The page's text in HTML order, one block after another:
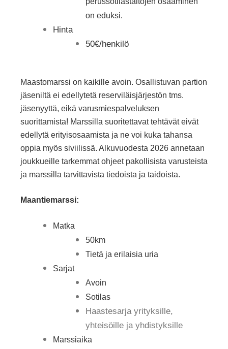
on eduksi.
Hinta
50€/henkilö
Maastomarssi on kaikille avoin. Osallistuvan partion
jäseniltä ei edellytetä reserviläisjärjestön tms.
jäsenyyttä, eikä varusmiespalveluksen
suorittamista! Marssilla suoritettavat tehtävät eivät
edellytä erityisosaamista ja ne voi kuka tahansa
oppia myös siviilissä. Alkuvuodesta 2026 annetaan
joukkueille tarkemmat ohjeet pakollisista varusteista
ja marssilla tarvittavista tiedoista ja taidoista.
Maantiemarssi:
Matka
50km
Tietä ja erilaisia uria
Sarjat
Avoin
Sotilas
Haastesarja yrityksille,
yhteisöille ja yhdistyksille
Marssiaika